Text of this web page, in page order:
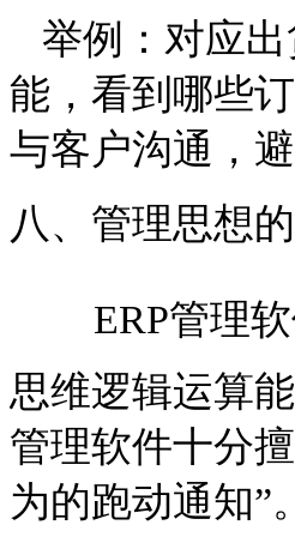
举例：对应出
能，看到哪些
与客户沟通，
八、管理思想
ERP管理
思维逻辑运算
管理软件十分
为的跑动通知”。